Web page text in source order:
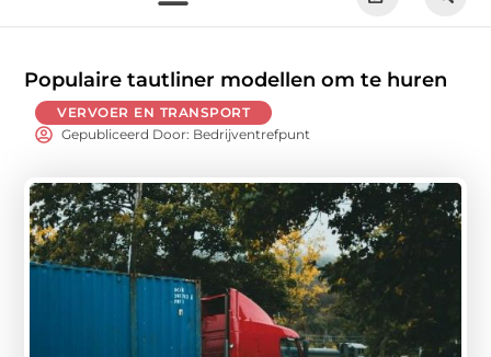
Populaire tautliner modellen om te huren
VERVOER EN TRANSPORT
Gepubliceerd Door: Bedrijventrefpunt